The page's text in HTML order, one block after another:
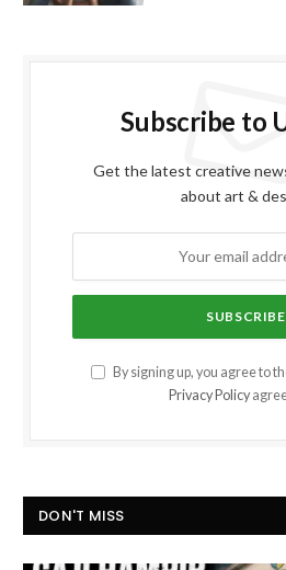
Subscribe to
Get the latest creative
about art &
By signing up, you agree to
Privacy Policy
DON'T MISS